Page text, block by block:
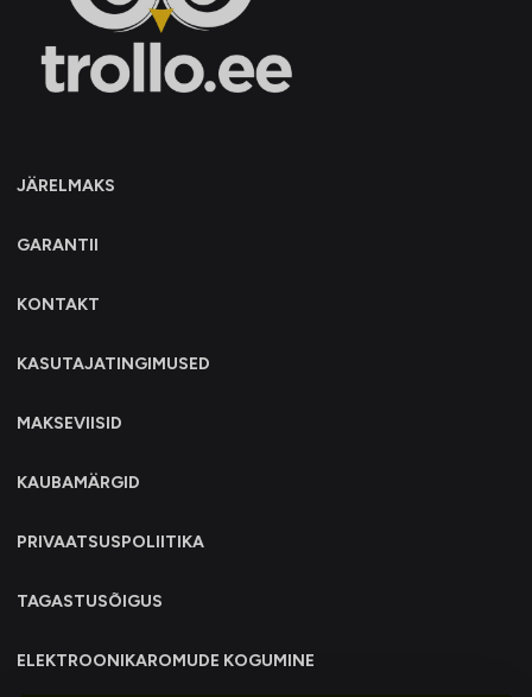
JÄRELMAKS
GARANTII
KONTAKT
KASUTAJATINGIMUSED
MAKSEVIISID
KAUBAMÄRGID
PRIVAATSUSPOLIITIKA
TAGASTUSÕIGUS
ELEKTROONIKAROMUDE KOGUMINE